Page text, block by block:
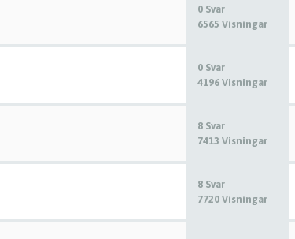
0 Svar
6565 Visningar
0 Svar
4196 Visningar
8 Svar
7413 Visningar
8 Svar
7720 Visningar